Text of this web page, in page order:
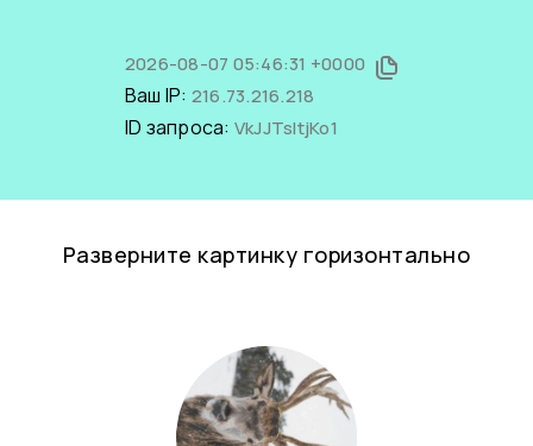
2026-08-07 05:46:31 +0000
Ваш IP: 216.73.216.218
ID запроса: VkJJTsltjKo1
Разверните картинку горизонтально